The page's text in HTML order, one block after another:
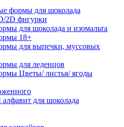
формы для шоколада
2D фигурки
для шоколада и изомальта
18+
для выпечки, муссовых
для леденцов
Цветы/ листья/ ягоды
для шоколада